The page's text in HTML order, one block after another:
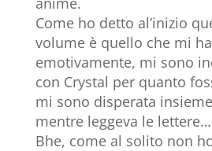
Come ho detto al’inizio
volume è quello che mi
emotivamente, mi sono
con Crystal per quanto
mi sono disperata
mentre leggeva le lettere…
Bhe, come al solito non